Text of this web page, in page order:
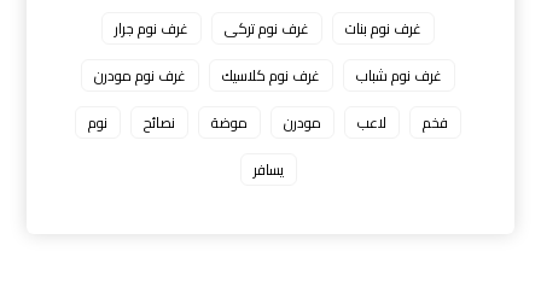
غرف نوم بنات
غرف نوم تركى
غرف نوم جرار
غرف نوم شباب
غرف نوم كلاسيك
غرف نوم مودرن
فخم
لاعب مودرن موضة نصائح
نوم
يسافر